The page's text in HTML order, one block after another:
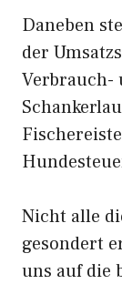
Daneben
der
Verbrauch-
Nicht alle
gesondert
uns auf die